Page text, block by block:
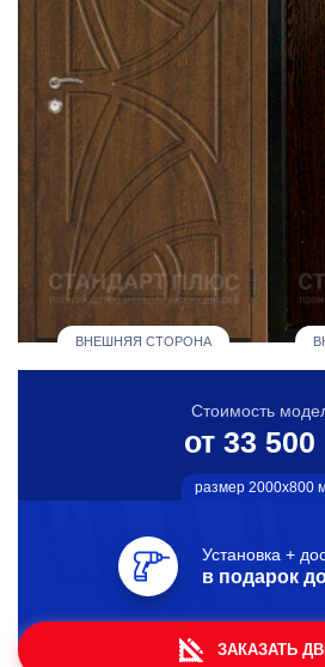
ВНЕШНЯЯ СТОРОНА
Стоимость
от 33 500
размер 2000х800
Установка +
в подарок
ЗАКАЗАТЬ